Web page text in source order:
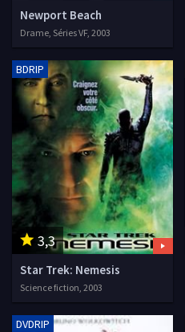
Newport Beach
Drame, Séries VF, 2003
3,3
BDRIP
Star Trek: Nemesis
Science fiction, 2003
DVDRIP